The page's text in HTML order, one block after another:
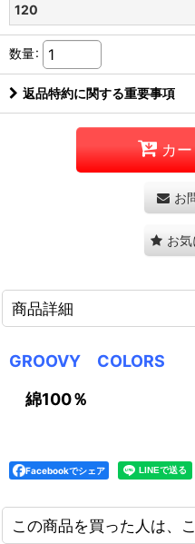
120
数量:
返品特約に関する重要事項
カ
お
お
商品詳細
GROOVY COLORS
綿100％
Facebookでシェア
この商品を買った人は、